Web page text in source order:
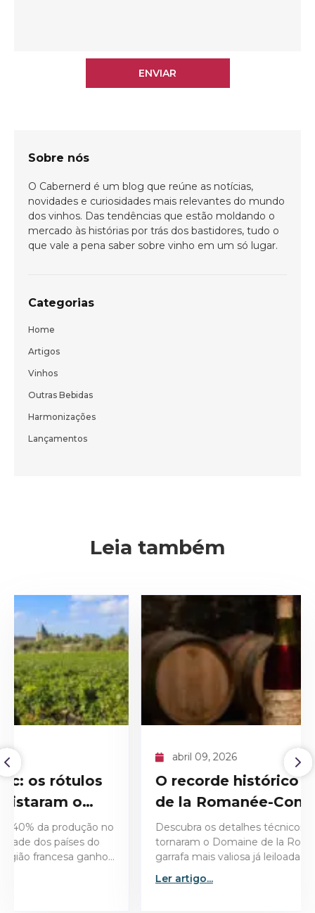
ENVIAR
Sobre nós
O Cabernerd é um blog que reúne as notícias,
novidades e curiosidades mais relevantes do mundo
dos vinhos. Das tendências que estão moldando o
mercado às histórias por trás dos bastidores, tudo o
que vale a pena saber sobre vinho em um só lugar.
Categorias
Home
Artigos
Vinhos
Outras Bebidas
Harmonizações
Lançamentos
Leia também
O recorde histórico do Domaine
de la Romanée-Conti 1945
Descubra os detalhes técnicos e históricos que
tornaram o Domaine de la Romanée-Conti 1945 a
garrafa mais valiosa já leiloada no mercado de vinhos